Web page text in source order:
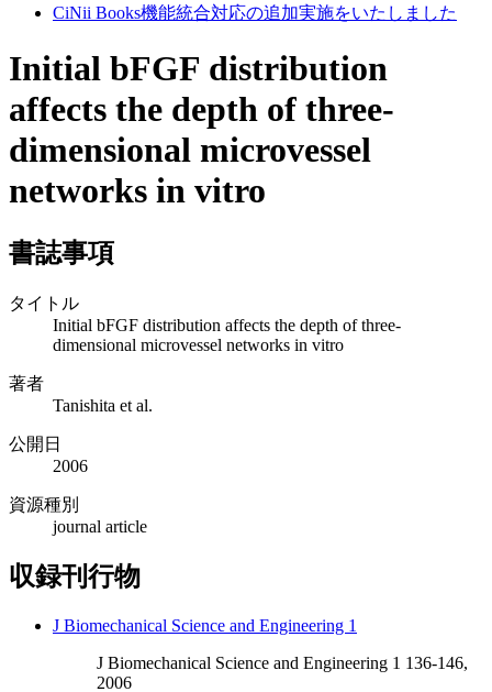
CiNii Books機能統合対応の追加実施をいたしました
Initial bFGF distribution
affects the depth of three-
dimensional microvessel
networks in vitro
書誌事項
タイトル
Initial bFGF distribution affects the depth of three-
dimensional microvessel networks in vitro
著者
Tanishita et al.
公開日
2006
資源種別
journal article
収録刊行物
J Biomechanical Science and Engineering 1
J Biomechanical Science and Engineering 1 136-146,
2006